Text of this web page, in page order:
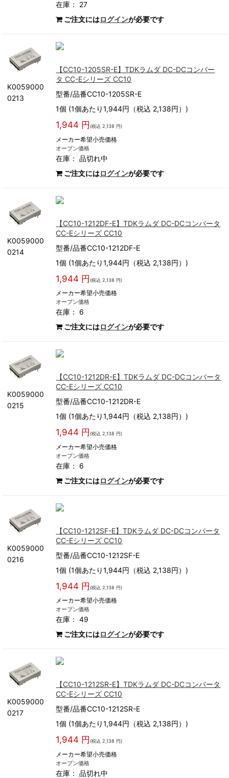
在庫： 27
ご注文にはログインが必要です
K0059000
0213
【CC10-1205SR-E】TDKラムダ DC-DCコンバー
タ CC-Eシリーズ CC10
型番/品番CC10-1205SR-E
1個 (1個あたり1,944円（税込 2,138円）)
1,944 円 (税込 2,138 円)
メーカー希望小売価格
オープン価格
在庫：品切れ中
ご注文にはログインが必要です
K0059000
0214
【CC10-1212DF-E】TDKラムダ DC-DCコンバータ
CC-Eシリーズ CC10
型番/品番CC10-1212DF-E
1個 (1個あたり1,944円（税込 2,138円）)
1,944 円 (税込 2,138 円)
メーカー希望小売価格
オープン価格
在庫： 6
ご注文にはログインが必要です
K0059000
0215
【CC10-1212DR-E】TDKラムダ DC-DCコンバータ
CC-Eシリーズ CC10
型番/品番CC10-1212DR-E
1個 (1個あたり1,944円（税込 2,138円）)
1,944 円 (税込 2,138 円)
メーカー希望小売価格
オープン価格
在庫： 6
ご注文にはログインが必要です
K0059000
0216
【CC10-1212SF-E】TDKラムダ DC-DCコンバータ
CC-Eシリーズ CC10
型番/品番CC10-1212SF-E
1個 (1個あたり1,944円（税込 2,138円）)
1,944 円 (税込 2,138 円)
メーカー希望小売価格
オープン価格
在庫： 49
ご注文にはログインが必要です
K0059000
0217
【CC10-1212SR-E】TDKラムダ DC-DCコンバータ
CC-Eシリーズ CC10
型番/品番CC10-1212SR-E
1個 (1個あたり1,944円（税込 2,138円）)
1,944 円 (税込 2,138 円)
メーカー希望小売価格
オープン価格
在庫：品切れ中